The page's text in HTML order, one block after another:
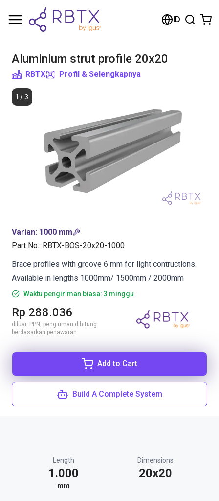
ID
Aluminium strut profile 20x20
RBTX Profil & Selengkapnya
1 / 3
Varian: 1000 mm
Part No.: RBTX-BOS-20x20-1000
Brace profiles with groove 6 mm for light contructions.
Available in lengths 1000mm/ 1500mm / 2000mm
Waktu pengiriman biasa: 3 minggu
Rp 288.036
diluar. PPN, pengiriman dihitung
berdasarkan penawaran
Add to Cart
Build A Complete System
Length
1.000
mm
Dimensions
20x20
Shopping Cart
Browse the shop